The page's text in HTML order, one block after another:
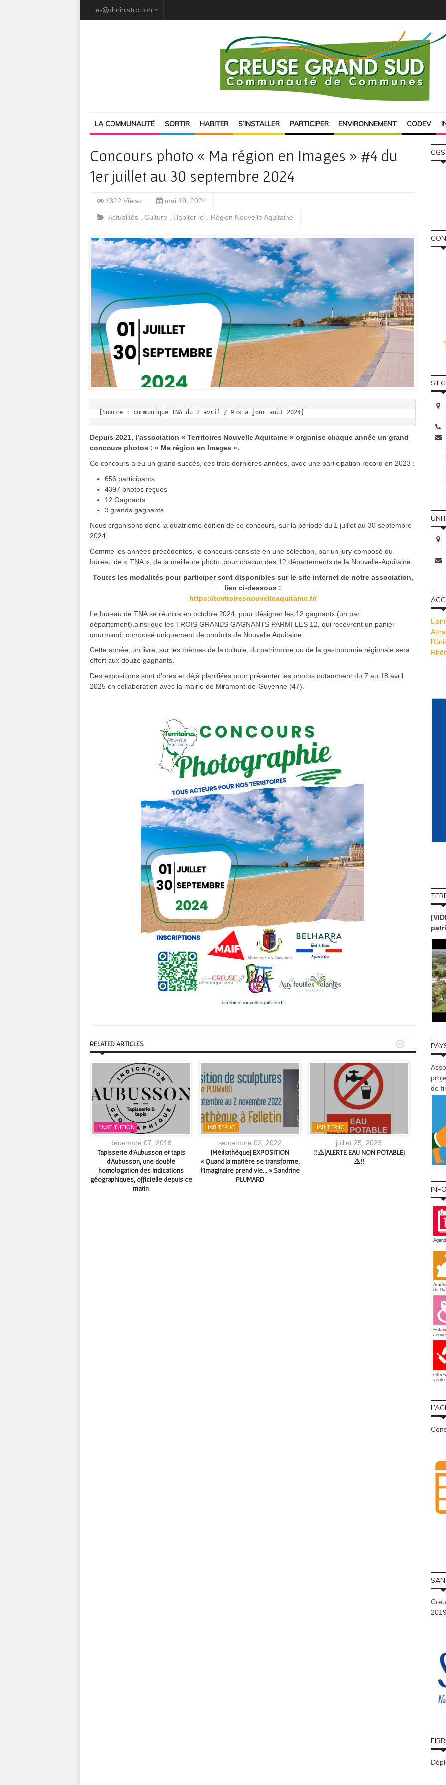
e-@dministration
LA COMMUNAUTÉ SORTIR HABITER S’INSTALLER PARTICIPER ENVIRONNEMENT CODEV
Concours photo « Ma région en Images » #4 du
1er juillet au 30 septembre 2024
1322 Views mai 19, 2024
Actualités Culture Habiter ici Région Nouvelle Aquitaine
[Source : communiqué TNA du 2 avril / Mis à jour août 2024]
Depuis 2021, l’association « Territoires Nouvelle Aquitaine » organise chaque année un grand
concours photos : « Ma région en Images ».
Ce concours a eu un grand succès, ces trois dernières années, avec une participation record en 2023 :
656 participants
4397 photos reçues
12 Gagnants
3 grands gagnants
Nous organisons donc la quatrième édition de ce concours, sur la période du 1 juillet au 30 septembre
2024.
Comme les années précédentes, le concours consiste en une sélection, par un jury composé du
bureau de « TNA », de la meilleure photo, pour chacun des 12 départements de la Nouvelle-Aquitaine.
Toutes les modalités pour participer sont disponibles sur le site internet de notre association,
lien ci-dessous :
https://territoiresnouvelleaquitaine.fr/
Le bureau de TNA se réunira en octobre 2024, pour désigner les 12 gagnants (un par
département),ainsi que les TROIS GRANDS GAGNANTS PARMI LES 12, qui recevront un panier
gourmand, composé uniquement de produits de Nouvelle Aquitaine.
Cette année, un livre, sur les thèmes de la culture, du patrimoine ou de la gastronomie régionale sera
offert aux douze gagnants.
Des expositions sont d’ores et déjà planifiées pour présenter les photos notamment du 7 au 18 avril
2025 en collaboration avec la mairie de Miramont-de-Guyenne (47).
RELATED ARTICLES
L'INSTITUTION
décembre 07, 2018
Tapisserie d’Aubusson et tapis
d’Aubusson, une double
homologation des Indications
géographiques, officielle depuis ce
matin
HABITER ICI
septembre 02, 2022
[Médiathèque] EXPOSITION
« Quand la matière se transforme,
l’imaginaire prend vie… » Sandrine
PLUMARD
HABITER ICI
juillet 25, 2023
‼⚠️[ALERTE EAU NON POTABLE]
⚠️‼

de
de
vente
2019